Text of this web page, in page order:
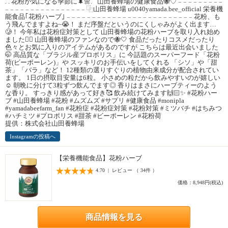
𓐄 𓐄 𓐄 𓐄 𓐄 𓐄 𓐄 𓐄 𓐄 𓐄 𓐄 𓐄 𓐄 𓐄 𓐄 𓐄 ⿻山田養蜂場 u0040yamada.bee_official 栄養機
能食品｢花粉ハーブ｣ 𓐄 𓐄 𓐄 𓐄 𓐄 𓐄 𓐄 𓐄 𓐄 𓐄 𓐄 𓐄 𓐄 𓐄 𓐄 𓐄 𓐄 𓐄 𓐄 𓐄 𓐄 𓐄 𓐄 𓐄 𓐄 花粉、も
う飛んでますよね~😭！ まだ序盤だというのにくしゃみがよく出ます…
🥲！ 今年私は花粉症対策として 山田養蜂場の花粉ハーブを取り入れ始め
ました✌🏻 山田養蜂場のファンなので🐝🤍 食品だったりコスメだったり
色々とお気に入りのアイテムがあるのですが こちらは最近出会いました
🤭 高品質な「ブラジル産プロポリス」に 今話題のスーパーフード「花粉
荷(ビーポーレン)」や スッキリのお手伝いをしてくれる 「シソ」や「甜
茶」「バラ」など！ 12種類の選りすぐりの植物由来成分が配合されてい
ます。 1日の摂取目安量は6粒。 小さめの粒だから飲みやすいのが嬉しい
☺ 朝晩に分けて3粒ずつ飲んでます◎ 香りはまさにハーブティーのよう
な香り。 すっきり感があって好き🥰 飲み続けてみます🙌🏻✨ #花粉ハー
ブ #山田養蜂場 #花粉 #ムズムズ #サプリ #健康食品 #monipla
#yamadabeefarm_fan #花粉症 #花粉症対策 #花粉対策 #ミツバチ #はちみつ
#ハチミツ #プロポリス #甜茶 #ビーポーレン #花粉荷
提供：株式会社山田養蜂場
Instagramの投稿へ
【栄養機能食品】花粉ハーブ
4.70 | レビュー （ 34件 ）
価格：8,948円(税込)
商品情報を見る